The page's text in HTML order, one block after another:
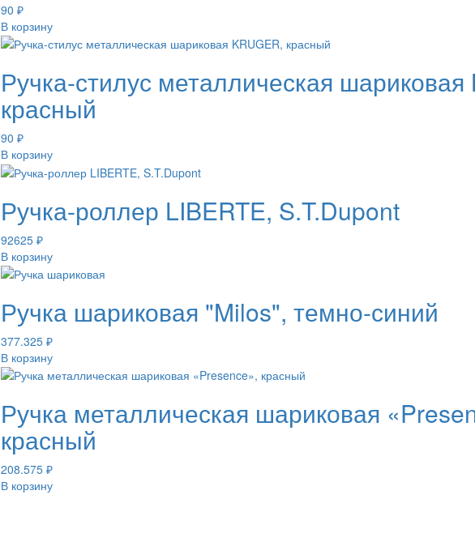
90 ₽
В корзину
Ручка-стилус металлическая шариковая
красный
90 ₽
В корзину
Ручка-роллер LIBERTE, S.T.Dupont
92625 ₽
В корзину
Ручка шариковая "Milos", темно-синий
377.325 ₽
В корзину
Ручка металлическая шариковая
красный
208.575 ₽
В корзину